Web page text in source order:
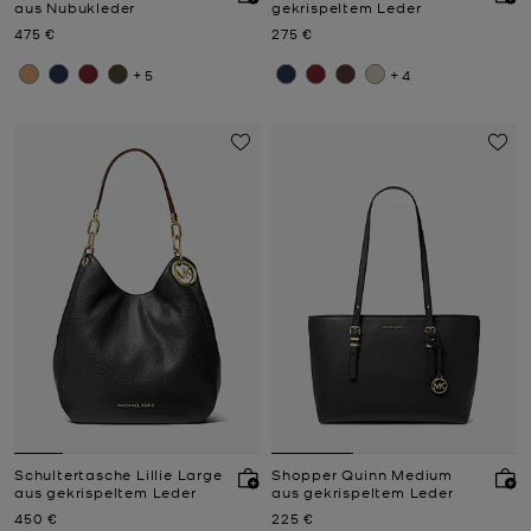
aus Nubukleder
Jetzt
475 €
+5
gekrispeltem Leder
Jetzt
275 €
+4
Schultertasche Lillie Large
aus gekrispeltem Leder
Jetzt
450 €
Shopper Quinn Medium
aus gekrispeltem Leder
Jetzt
225 €